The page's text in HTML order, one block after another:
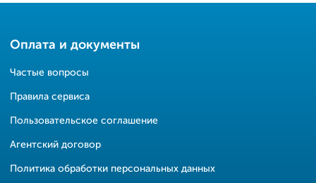
Оплата и документы
Частые вопросы
Правила сервиса
Пользовательское соглашение
Агентский договор
Политика обработки персональных данных